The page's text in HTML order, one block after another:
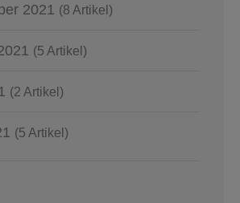
2021 (8 Artikel)
(5 Artikel)
(2 Artikel)
(5 Artikel)